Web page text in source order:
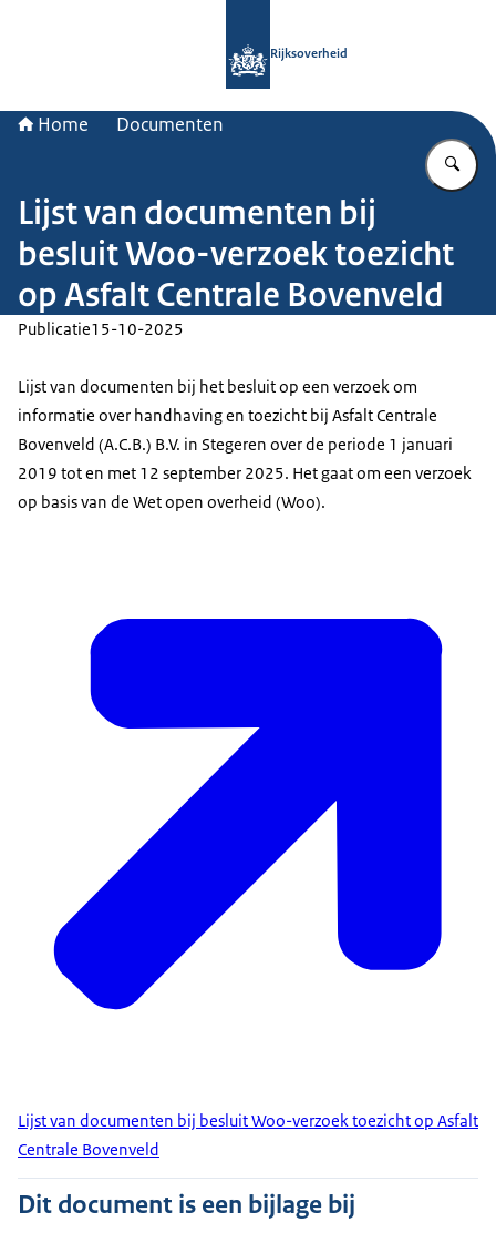
Rijksoverheid
Home Documenten
Lijst van documenten bij
besluit Woo-verzoek toezicht
op Asfalt Centrale Bovenveld
Publicatie15-10-2025
Lijst van documenten bij het besluit op een verzoek om
informatie over handhaving en toezicht bij Asfalt Centrale
Bovenveld (A.C.B.) B.V. in Stegeren over de periode 1 januari
2019 tot en met 12 september 2025. Het gaat om een verzoek
op basis van de Wet open overheid (Woo).
Lijst van documenten bij besluit Woo-verzoek toezicht op Asfalt
Centrale Bovenveld
Dit document is een bijlage bij